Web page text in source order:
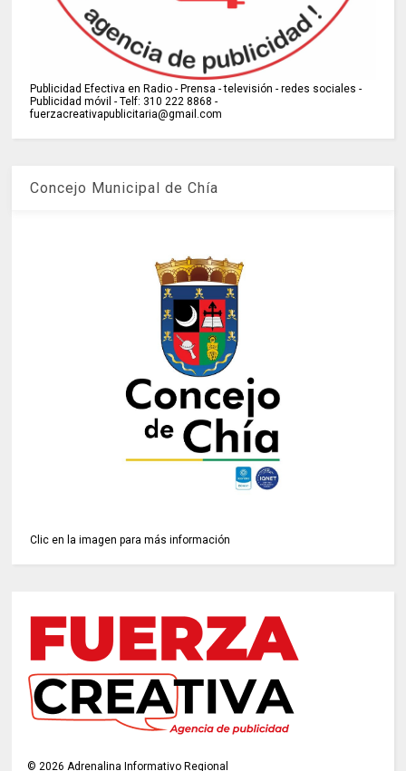
Publicidad Efectiva en Radio - Prensa - televisión - redes sociales -
Publicidad móvil - Telf: 310 222 8868 -
fuerzacreativapublicitaria@gmail.com
Concejo Municipal de Chía
Clic en la imagen para más información
©2026 Adrenalina Informativo Regional